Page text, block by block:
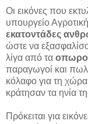
Οι εικόνες που
υπουργείο
εκατοντάδες
ώστε να
λίγα από τα
παραγωγοί και
κόλαφο για τη χώρα
κράτησαν τα ηνία
Πρόκειται για